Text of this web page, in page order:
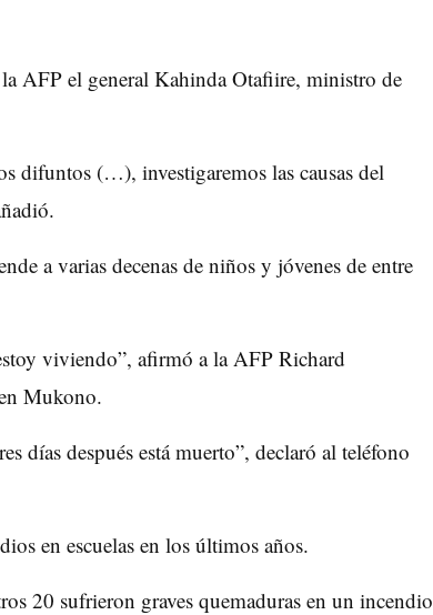
AFP el general Kahinda Otafiire, ministro de
difuntos (…), investigaremos las causas del
a varias decenas de niños y jóvenes de entre
viviendo”, afirmó a la AFP Richard
Mukono.
días después está muerto”, declaró al teléfono
en escuelas en los últimos años.
20 sufrieron graves quemaduras en un incendio